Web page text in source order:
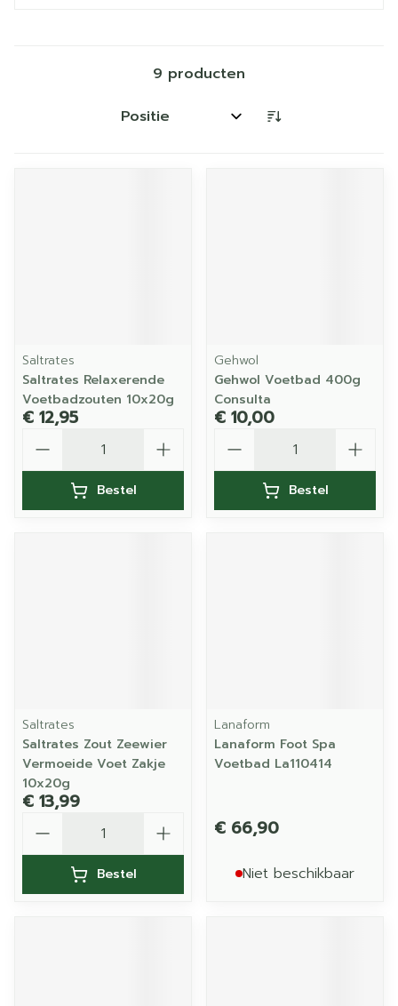
9 producten
Sorteer op:
Saltrates
Saltrates Relaxerende
Voetbadzouten 10x20g
€ 12,95
Bestel
Gehwol
Gehwol Voetbad 400g
Consulta
€ 10,00
Bestel
Saltrates
Saltrates Zout Zeewier
Vermoeide Voet Zakje
10x20g
€ 13,99
Bestel
Lanaform
Lanaform Foot Spa
Voetbad La110414
€ 66,90
Niet beschikbaar